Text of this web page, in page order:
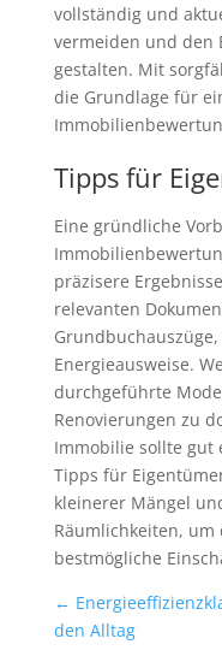
vollständig und
vermeiden und den
gestalten. Mit
die Grundlage für
Tipps für
Eine gründliche
präzisere
relevanten
Energieausweise.
durchgeführte
Renovierungen zu
Immobilie sollte gut
Tipps für
kleinerer Mängel
Räumlichkeiten,
bestmögliche
←
den Alltag